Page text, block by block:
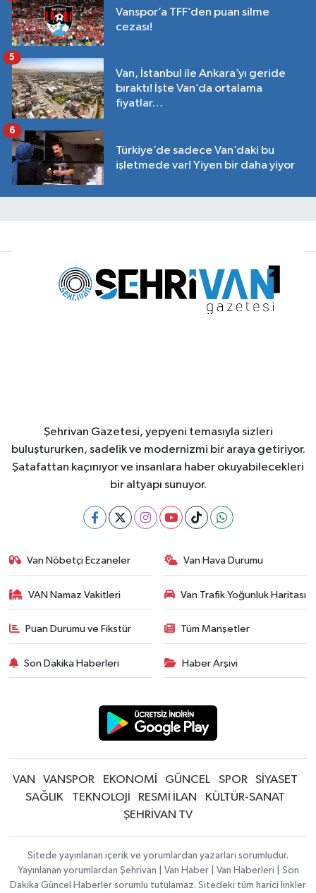
Vanspor’a TFF’den puan silme
cezası!
Van, İstanbul ile Ankara’yı geride
bıraktı! İşte Van’da ortalama
fiyatlar…
5
Türkiye’de sadece Van’daki bu
işletmede var! Yiyen bir daha yiyor
6
Şehrivan Gazetesi, yepyeni temasıyla sizleri
buluştururken, sadelik ve modernizmi bir araya getiriyor.
Şatafattan kaçınıyor ve insanlara haber okuyabilecekleri
bir altyapı sunuyor.
Van Nöbetçi Eczaneler Van Hava Durumu
VAN Namaz Vakitleri Van Trafik Yoğunluk Haritası
Puan Durumu ve Fikstür Tüm Manşetler
Son Dakika Haberleri Haber Arşivi
VAN VANSPOR EKONOMİ GÜNCEL SPOR
SİYASET
SAĞLIK
TEKNOLOJİ RESMİ İLAN
KÜLTÜR-SANAT
ŞEHRİVAN TV
Sitede yayınlanan içerik ve yorumlardan yazarları sorumludur.
Yayınlanan yorumlardan Şehrivan | Van Haber | Van Haberleri | Son
Dakika Güncel Haberler sorumlu tutulamaz. Sitedeki tüm harici linkler